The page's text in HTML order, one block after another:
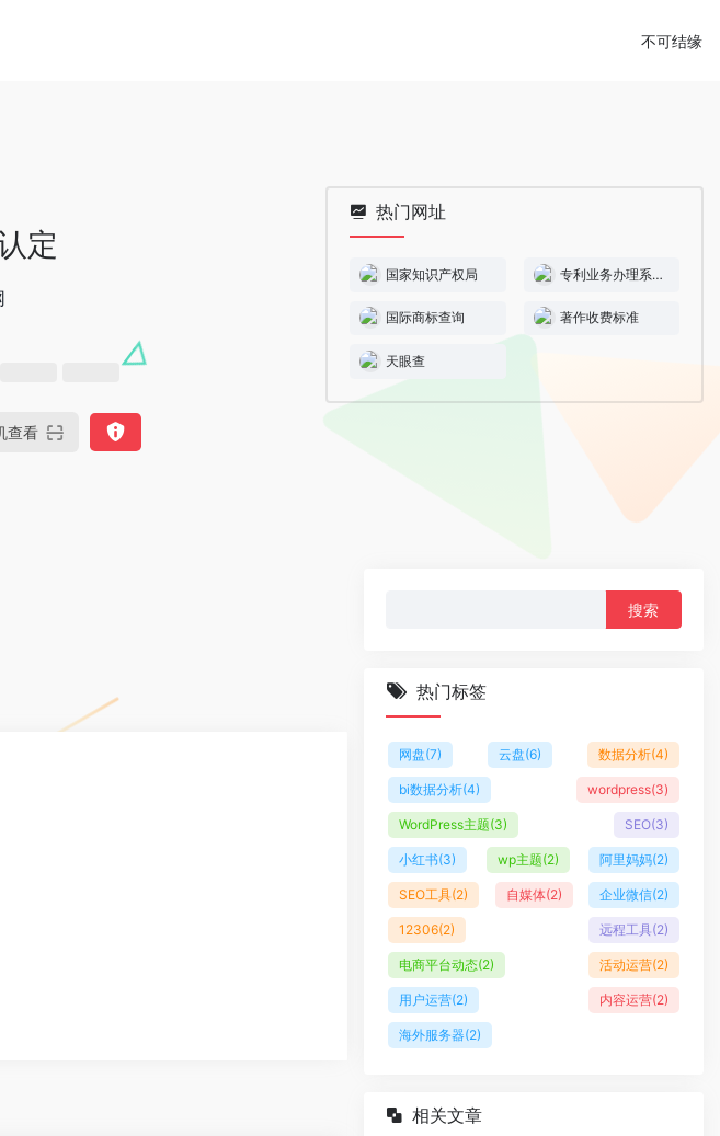
不可结缘
定
查看
热门网址
国家知识产权局 专利业务办理系统
国际商标查询 著作收费标准
天眼查
热门标签
网盘(7) 云盘(6) 数据分析(4)
bi数据分析(4) wordpress(3)
WordPress主题(3) SEO(3)
小红书(3) wp主题(2) 阿里妈妈(2)
SEO工具(2) 自媒体(2) 企业微信(2)
12306(2) 远程工具(2)
电商平台动态(2) 活动运营(2)
用户运营(2) 内容运营(2)
海外服务器(2)
相关文章